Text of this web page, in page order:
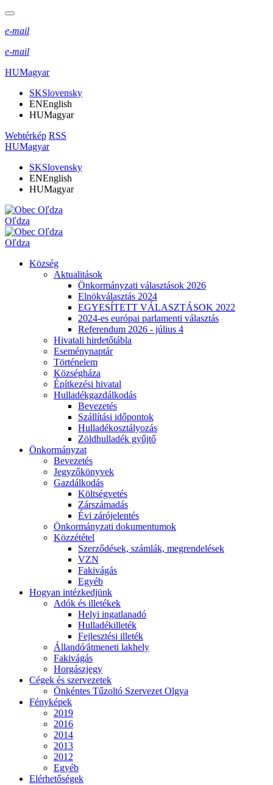
e-mail
e-mail
HUMagyar
SKSlovensky
ENEnglish
HUMagyar
Webtérkép RSS
HUMagyar
SKSlovensky
ENEnglish
HUMagyar
Oľdza
Oľdza
Község
Aktualitások
Önkormányzati választások 2026
Elnökválasztás 2024
EGYESÍTETT VÁLASZTÁSOK 2022
2024-es európai parlamenti választás
Referendum 2026 - július 4
Hivatali hirdetőtábla
Eseménynaptár
Történelem
Községháza
Építkezési hivatal
Hulladékgazdálkodás
Bevezetés
Szállítási időpontok
Hulladékosztályozás
Zöldhulladék gyűjtő
Önkormányzat
Bevezetés
Jegyzőkönyvek
Gazdálkodás
Költségvetés
Zárszámadás
Évi zárójelentés
Önkormányzati dokumentumok
Közzététel
Szerződések, számlák, megrendelések
VZN
Fakivágás
Egyéb
Hogyan intézkedjünk
Adók és illetékek
Helyi ingatlanadó
Hulladékilleték
Fejlesztési illeték
Állandó⁄átmeneti lakhely
Fakivágás
Horgászjegy
Cégek és szervezetek
Önkéntes Tűzoltó Szervezet Olgya
Fényképek
2019
2016
2014
2013
2012
Egyéb
Elérhetőségek